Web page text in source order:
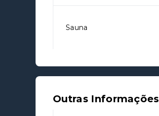
Sauna
Outras Informações